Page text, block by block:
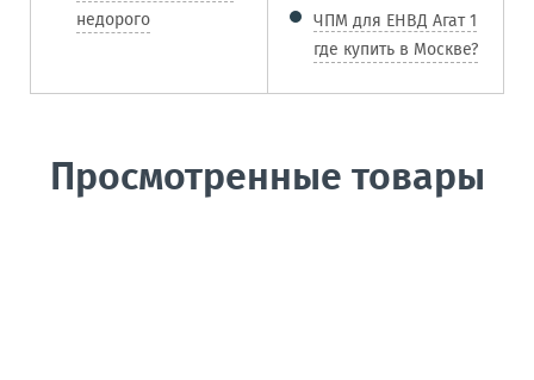
недорого ЧПМ для ЕНВД Агат 1
где купить в Москве?
Просмотренные товары